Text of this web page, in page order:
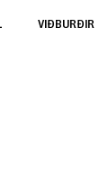
VIÐBURÐIR